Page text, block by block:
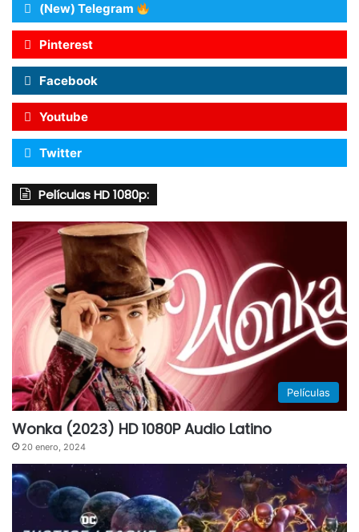
(New) Telegram
Pinterest
Facebook
Youtube
Twitter
Películas HD 1080p:
Películas
Wonka (2023) HD 1080P Audio Latino
20 enero, 2024